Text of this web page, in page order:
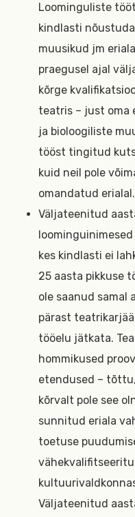
Loominguliste
kindlasti
muusikud jm
praegusel ajal
kõrge
teatris – just oma
ja bioloogiliste
tööst tingitud
kuid neil pole
omandatud erialal.
Väljateenitud
kes kindlasti ei
25 aasta pikkuse
ole saanud samal
pärast
tööelu jätkata.
hommikused
etendused –
kõrvalt pole see
sunnitud eriala
toetuse
Väljateenitud